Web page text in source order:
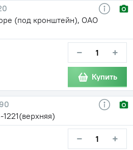
(под кронштейн), ОАО
− +
Купить
− +